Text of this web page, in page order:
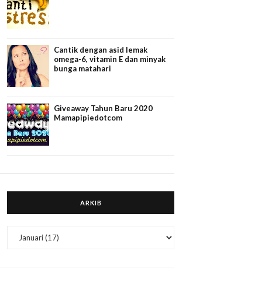
Cantik dengan asid lemak
omega-6, vitamin E dan minyak
bunga matahari
Giveaway Tahun Baru 2020
Mamapipiedotcom
ARKIB